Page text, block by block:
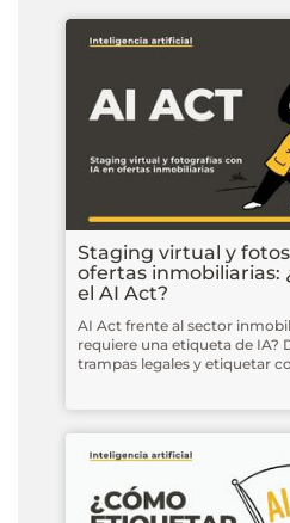
Staging virtual y
ofertas inmobiliarias:
el AI Act?
AI Act frente al sector
requiere una etiqueta de IA?
trampas legales y etiquetar